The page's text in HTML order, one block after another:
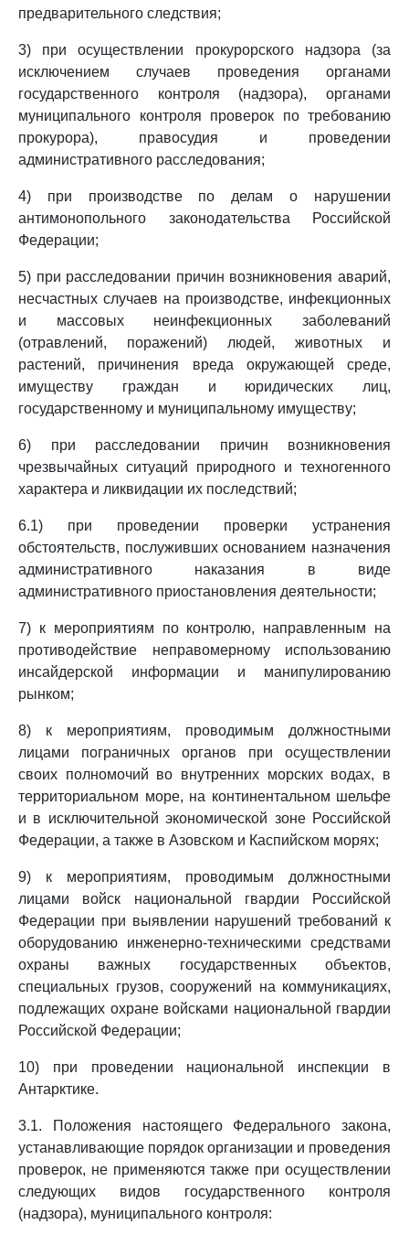
предварительного следствия;
3) при осуществлении прокурорского надзора (за
исключением случаев проведения органами
государственного контроля (надзора), органами
муниципального контроля проверок по требованию
прокурора), правосудия и проведении
административного расследования;
4) при производстве по делам о нарушении
антимонопольного законодательства Российской
Федерации;
5) при расследовании причин возникновения аварий,
несчастных случаев на производстве, инфекционных
и массовых неинфекционных заболеваний
(отравлений, поражений) людей, животных и
растений, причинения вреда окружающей среде,
имуществу граждан и юридических лиц,
государственному и муниципальному имуществу;
6) при расследовании причин возникновения
чрезвычайных ситуаций природного и техногенного
характера и ликвидации их последствий;
6.1) при проведении проверки устранения
обстоятельств, послуживших основанием назначения
административного наказания в виде
административного приостановления деятельности;
7) к мероприятиям по контролю, направленным на
противодействие неправомерному использованию
инсайдерской информации и манипулированию
рынком;
8) к мероприятиям, проводимым должностными
лицами пограничных органов при осуществлении
своих полномочий во внутренних морских водах, в
территориальном море, на континентальном шельфе
и в исключительной экономической зоне Российской
Федерации, а также в Азовском и Каспийском морях;
9) к мероприятиям, проводимым должностными
лицами войск национальной гвардии Российской
Федерации при выявлении нарушений требований к
оборудованию инженерно-техническими средствами
охраны важных государственных объектов,
специальных грузов, сооружений на коммуникациях,
подлежащих охране войсками национальной гвардии
Российской Федерации;
10) при проведении национальной инспекции в
Антарктике.
3.1. Положения настоящего Федерального закона,
устанавливающие порядок организации и проведения
проверок, не применяются также при осуществлении
следующих видов государственного контроля
(надзора), муниципального контроля: